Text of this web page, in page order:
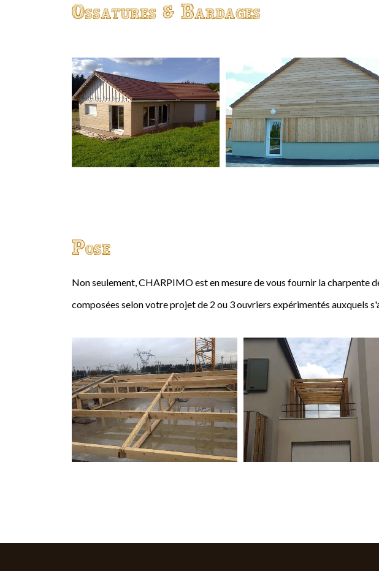
Ossatures & Bardages
Pose
Non seulement, CHARPIMO est en mesure de vous fournir la
composées selon votre projet de 2 ou 3 ouvriers expérimentés auxquels